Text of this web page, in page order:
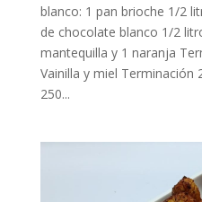
blanco: 1 pan brioche 1/2
de chocolate blanco 1/2
mantequilla y 1 naranja
Vainilla y miel Terminación
250...